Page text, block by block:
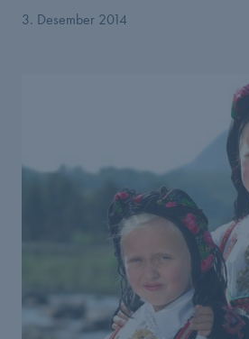
3. Desember 2014